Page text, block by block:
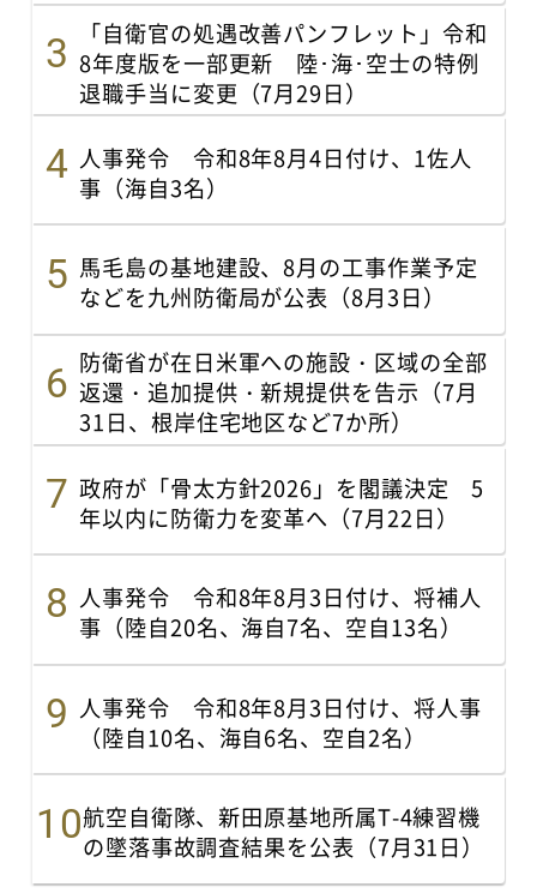
「自衛官の処遇改善パンフレット」令和
8年度版を一部更新 陸･海･空士の特例
退職手当に変更（7月29日）
人事発令 令和8年8月4日付け、1佐人
事（海自3名）
馬毛島の基地建設、8月の工事作業予定
などを九州防衛局が公表（8月3日）
防衛省が在日米軍への施設・区域の全部
返還・追加提供・新規提供を告示（7月
31日、根岸住宅地区など7か所）
政府が「骨太方針2026」を閣議決定 5
年以内に防衛力を変革へ（7月22日）
人事発令 令和8年8月3日付け、将補人
事（陸自20名、海自7名、空自13名）
人事発令 令和8年8月3日付け、将人事
（陸自10名、海自6名、空自2名）
航空自衛隊、新田原基地所属T-4練習機
の墜落事故調査結果を公表（7月31日）